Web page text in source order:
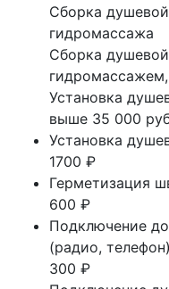
Сборка
гидромассажа
Сборка
Установка
выше 35 000
Установка
1700 ₽
Герметизация
600 ₽
Подключение
(радио, телефон)
300 ₽